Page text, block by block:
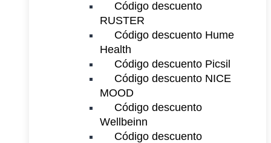
Código descuento
RUSTER
Código descuento Hume
Health
Código descuento Picsil
Código descuento NICE
MOOD
Código descuento
Wellbeinn
Código descuento